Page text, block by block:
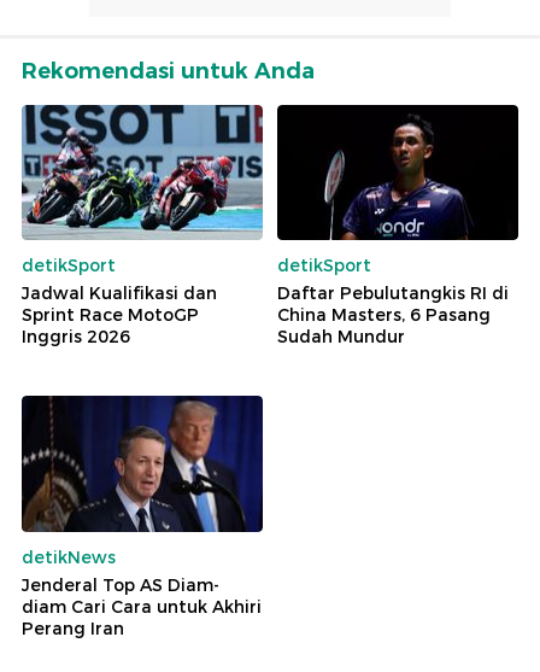
Rekomendasi untuk Anda
detikSport
Jadwal Kualifikasi dan
Sprint Race MotoGP
Inggris 2026
detikSport
Daftar Pebulutangkis RI di
China Masters, 6 Pasang
Sudah Mundur
detikNews
Jenderal Top AS Diam-
diam Cari Cara untuk Akhiri
Perang Iran